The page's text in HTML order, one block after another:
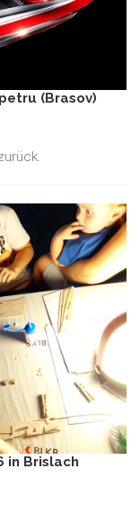
(Brasov)
in Brislach